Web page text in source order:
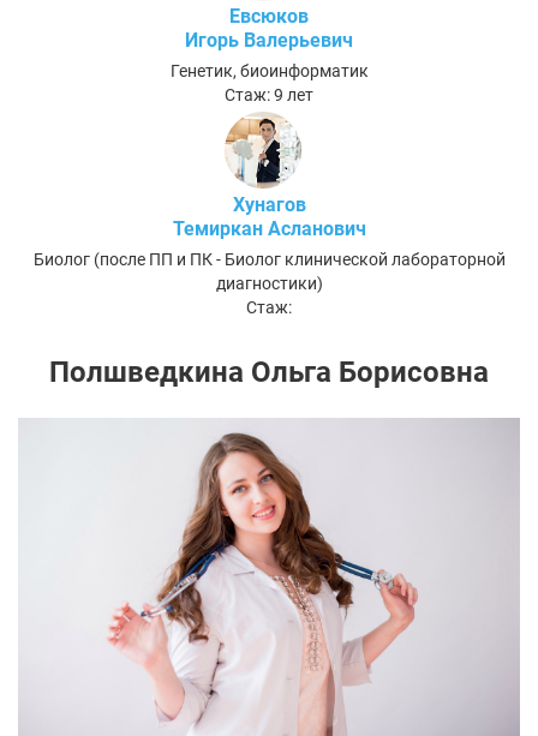
Евсюков
Игорь Валерьевич
Генетик, биоинформатик
Стаж: 9 лет
Хунагов
Темиркан Асланович
Биолог (после ПП и ПК - Биолог клинической лабораторной
диагностики)
Стаж:
Полшведкина Ольга Борисовна